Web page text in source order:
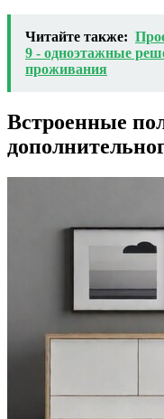
Читайте также:
9 - одноэтажные
проживания
Встроенные